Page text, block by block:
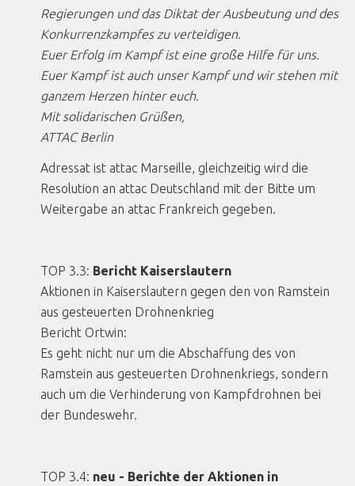
Regierungen und das Diktat der Ausbeutung und des
Konkurrenzkampfes zu verteidigen.
Euer Erfolg im Kampf ist eine große Hilfe für uns.
Euer Kampf ist auch unser Kampf und wir stehen mit
ganzem Herzen hinter euch.
Mit solidarischen Grüßen,
ATTAC Berlin
Adressat ist attac Marseille, gleichzeitig wird die
Resolution an attac Deutschland mit der Bitte um
Weitergabe an attac Frankreich gegeben.
TOP 3.3: Bericht Kaiserslautern
Aktionen in Kaiserslautern gegen den von Ramstein
aus gesteuerten Drohnenkrieg
Bericht Ortwin:
Es geht nicht nur um die Abschaffung des von
Ramstein aus gesteuerten Drohnenkriegs, sondern
auch um die Verhinderung von Kampfdrohnen bei
der Bundeswehr.
TOP 3.4: neu - Berichte der Aktionen in